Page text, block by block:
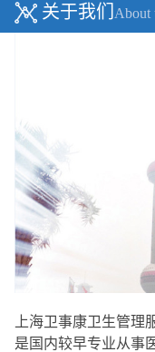
关于我们 About
上海卫事康卫生管理
是国内较早专业从事